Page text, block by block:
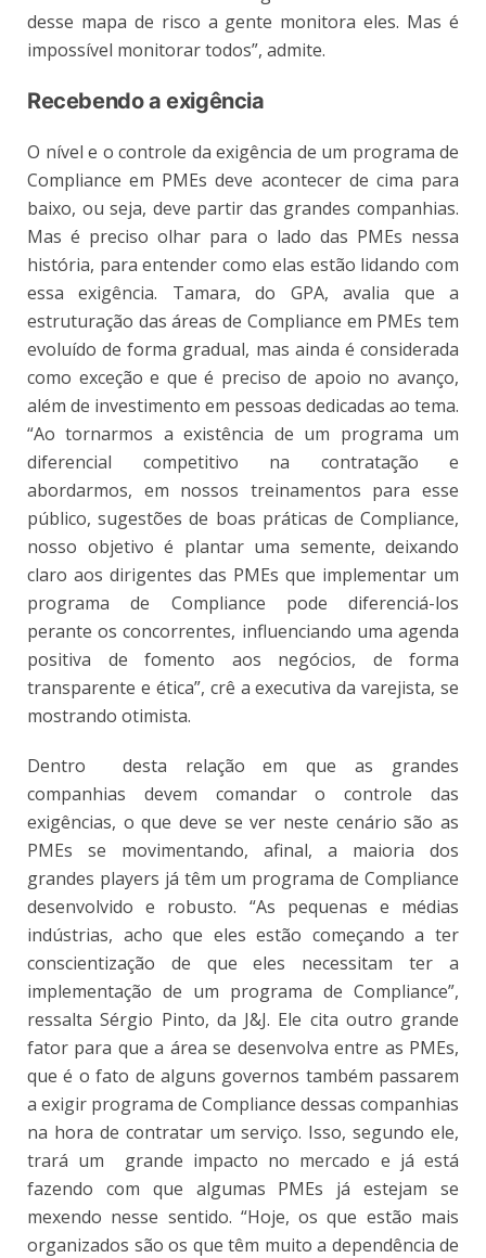
desse mapa de risco a gente monitora eles. Mas é
impossível monitorar todos”, admite.
Recebendo a exigência
O nível e o controle da exigência de um programa de
Compliance em PMEs deve acontecer de cima para
baixo, ou seja, deve partir das grandes companhias.
Mas é preciso olhar para o lado das PMEs nessa
história, para entender como elas estão lidando com
essa exigência. Tamara, do GPA, avalia que a
estruturação das áreas de Compliance em PMEs tem
evoluído de forma gradual, mas ainda é considerada
como exceção e que é preciso de apoio no avanço,
além de investimento em pessoas dedicadas ao tema.
“Ao tornarmos a existência de um programa um
diferencial competitivo na contratação e
abordarmos, em nossos treinamentos para esse
público, sugestões de boas práticas de Compliance,
nosso objetivo é plantar uma semente, deixando
claro aos dirigentes das PMEs que implementar um
programa de Compliance pode diferenciá-los
perante os concorrentes, influenciando uma agenda
positiva de fomento aos negócios, de forma
transparente e ética”, crê a executiva da varejista, se
mostrando otimista.
Dentro desta relação em que as grandes
companhias devem comandar o controle das
exigências, o que deve se ver neste cenário são as
PMEs se movimentando, afinal, a maioria dos
grandes players já têm um programa de Compliance
desenvolvido e robusto. “As pequenas e médias
indústrias, acho que eles estão começando a ter
conscientização de que eles necessitam ter a
implementação de um programa de Compliance”,
ressalta Sérgio Pinto, da J&J. Ele cita outro grande
fator para que a área se desenvolva entre as PMEs,
que é o fato de alguns governos também passarem
a exigir programa de Compliance dessas companhias
na hora de contratar um serviço. Isso, segundo ele,
trará um grande impacto no mercado e já está
fazendo com que algumas PMEs já estejam se
mexendo nesse sentido. “Hoje, os que estão mais
organizados são os que têm muito a dependência de